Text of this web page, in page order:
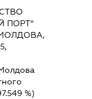
ПОРТ"
%)